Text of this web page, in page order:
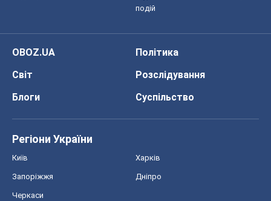
подій
OBOZ.UA
Політика
Світ
Розслідування
Блоги
Суспільство
Регіони України
Київ Харків
Запоріжжя Дніпро
Черкаси